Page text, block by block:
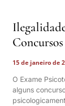
15 de janeiro de
O Exame
alguns